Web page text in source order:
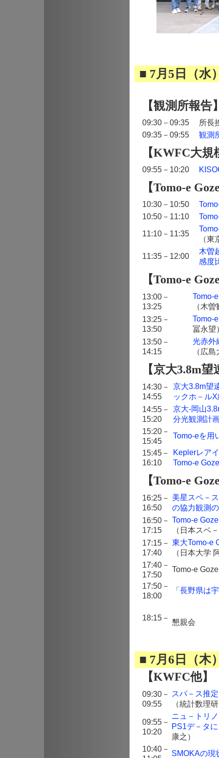
■ 7月5日（水
【観測所報告
09:30－09:35
所長
09:35－09:55
観測
【KWFC大規
09:55－10:20
【Tomo-e
10:30－10:50
10:50－11:10
11:10－11:35
（
11:35－12:00
木曽
感度
【Tomo-e
13:00－
13:25
Tomo-
（木
13:25－
13:50
Tomo-
冨永望
13:50－
14:15
光赤外
（広
【京大3.8m
14:30－
14:55
京大3.8m望
ックホ－ル
14:55－
15:20
京大-岡山
分光観測計
15:20－
15:45
Tomo-eを用
15:45－
16:10
Keplerレア
Tomo-e
【Tomo-e
16:25－
16:50
美星スペ－
の協力観測
16:50－
17:15
Tomo-e
（日本スペ
17:15－
17:40
東大Tomo-e
（日本大学
17:40－
17:50
Tomo-e
17:50－
18:00
「長野県は
18:15－
懇親会
■ 7月6日（木
【KWFC他】
09:30－
09:55
スパ－ス推
（統計数理
09:55－
10:20
ニュ－トリ
PS1デ－タ
康之）
10:40－
SMOKAの現